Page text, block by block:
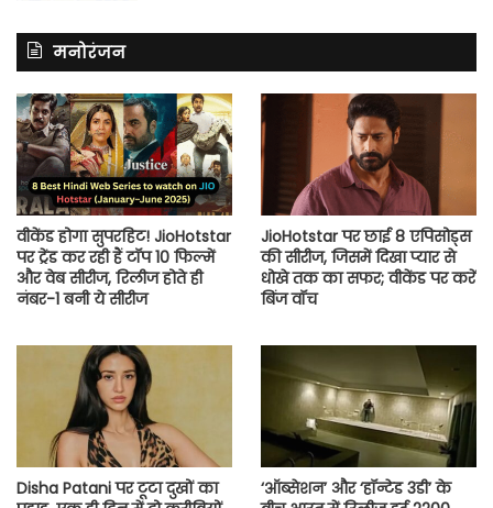
मनोरंजन
वीकेंड होगा सुपरहिट! JioHotstar
पर ट्रेंड कर रही हैं टॉप 10 फिल्में
और वेब सीरीज, रिलीज होते ही
नंबर-1 बनी ये सीरीज
JioHotstar पर छाई 8 एपिसोड्स
की सीरीज, जिसमें दिखा प्यार से
धोखे तक का सफर; वीकेंड पर करें
बिंज वॉच
Disha Patani पर टूटा दुखों का
‘ऑब्सेशन’ और ‘हॉन्टेड 3डी’ के